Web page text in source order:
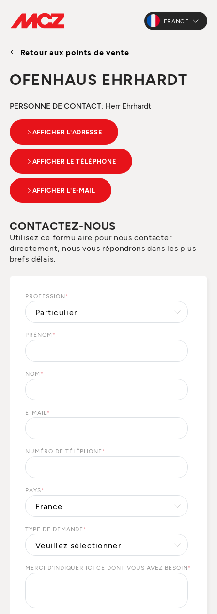
FRANCE
Retour aux points de vente
OFENHAUS EHRHARDT
PERSONNE DE CONTACT: Herr Ehrhardt
AFFICHER L'ADRESSE
AFFICHER LE TÉLÉPHONE
AFFICHER L'E-MAIL
CONTACTEZ-NOUS
Utilisez ce formulaire pour nous contacter
directement, nous vous répondrons dans les plus
brefs délais.
PROFESSION *
PRÉNOM *
NOM *
E-MAIL *
NUMÉRO DE TÉLÉPHONE *
PAYS*
TYPE DE DEMANDE *
MERCI D'INDIQUER ICI CE DONT VOUS AVEZ BESOIN *